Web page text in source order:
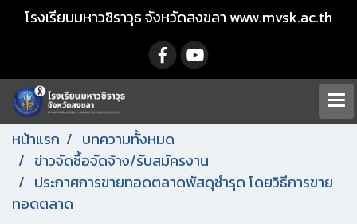
โรงเรียนมหาวชิราวุธ จังหวัดสงขลา www.mvsk.ac.th
หน้าแรก
บทความทั้งหมด
ข่าวจัดซื้อจัดจ้าง/รับสมัครงาน
ประกาศการขายทอดตลาดพัสดุชำรุด โดยวิธีการขาย
ทอดตลาด